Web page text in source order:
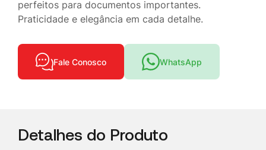
perfeitos para documentos importantes.
Praticidade e elegância em cada detalhe.
Fale Conosco WhatsApp
Detalhes do Produto